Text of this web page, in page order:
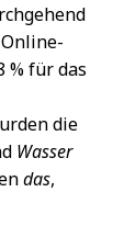
% für das
die
Wasser
das,